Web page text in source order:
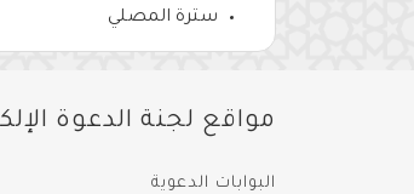
سترة المصلي
مواقع لجنة الدعوة
البوابات الدعوية